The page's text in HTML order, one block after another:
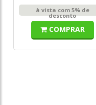
à vista com 5% de
desconto
COMPRAR